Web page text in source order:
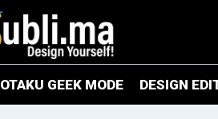
OTAKU GEEK MODE DESIGN